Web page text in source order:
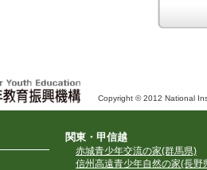
Copyright © 2012 National
関東・甲信越
赤城青少年交流の家(群馬県)
信州高遠青少年自然の家(長野